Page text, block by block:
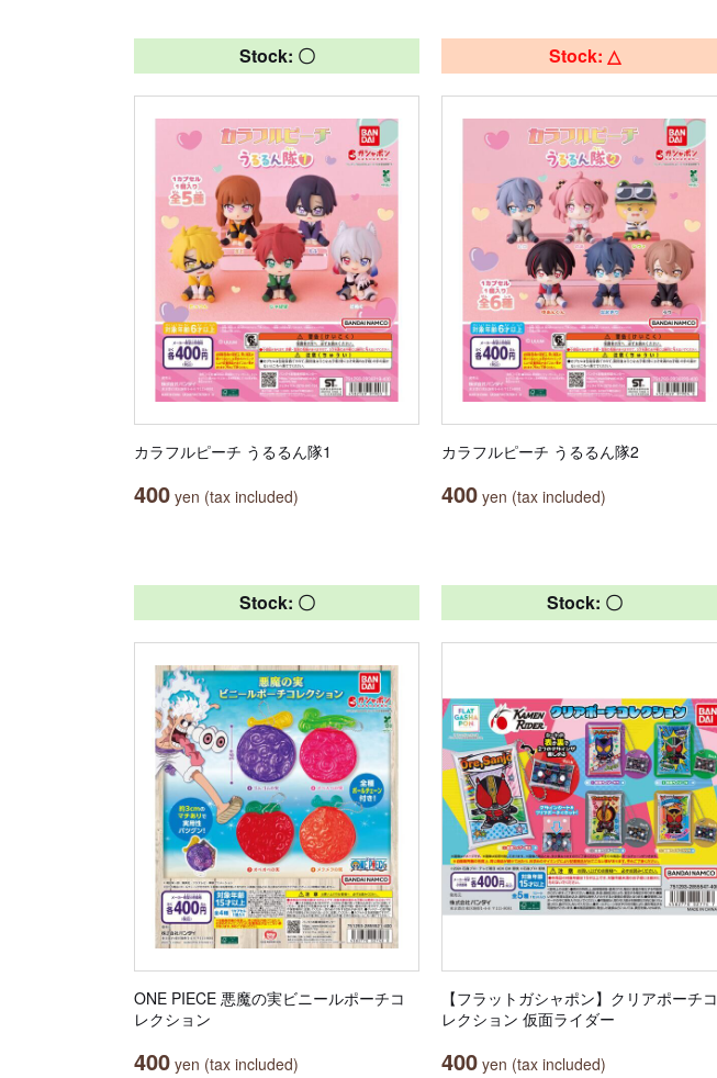
Stock: 〇
カラフルピーチ うるるん隊1
400 yen (tax included)
Stock: △
カラフルピーチ うるるん隊2
400 yen (tax included)
Stock: 〇
ONE PIECE 悪魔の実ビニールポーチコ
レクション
400 yen (tax included)
Stock: 〇
【フラットガシャポン】クリアポーチコ
レクション 仮面ライダー
400 yen (tax included)